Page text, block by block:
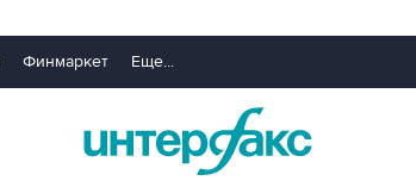
Финмаркет Еще...